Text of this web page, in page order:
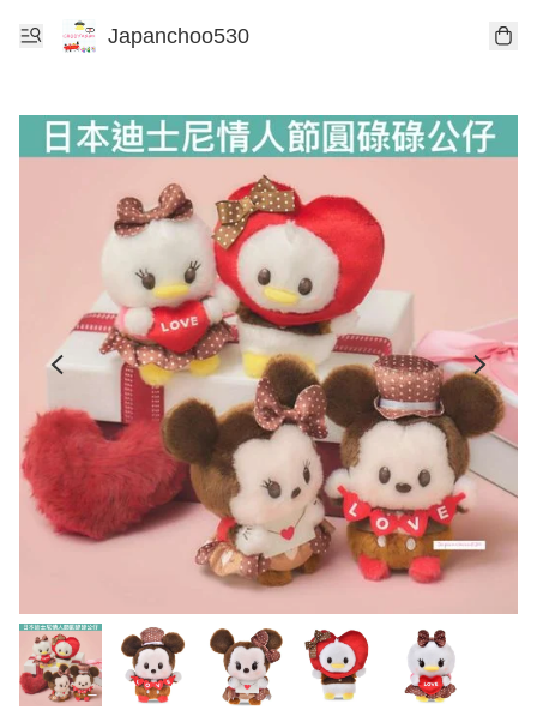
Japanchoo530